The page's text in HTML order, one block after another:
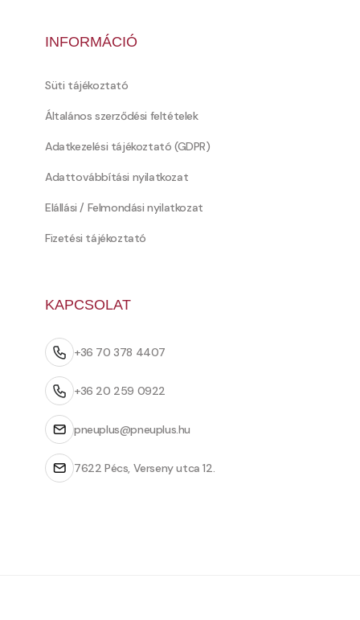
INFORMÁCIÓ
Süti tájékoztató
Általános szerződési feltételek
Adatkezelési tájékoztató (GDPR)
Adattovábbítási nyilatkozat
Elállási / Felmondási nyilatkozat
Fizetési tájékoztató
KAPCSOLAT
+36 70 378 4407
+36 20 259 0922
pneuplus@pneuplus.hu
7622 Pécs, Verseny utca 12.